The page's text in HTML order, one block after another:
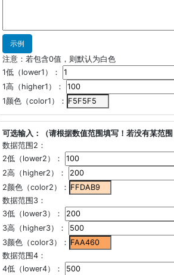
示例
注意：若包含0值，则默认为白色
1低（lower1）：
1高（higher1）：
1颜色（color1）：
可选输入：（请根据数值范围填写！若没有某范围
数据范围2：
2低（lower2）：
2高（higher2）：
2颜色（color2）：
数据范围3：
3低（lower3）：
3高（higher3）：
3颜色（color3）：
数据范围4：
4低（lower4）：